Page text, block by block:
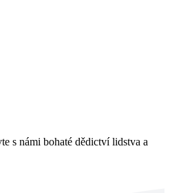
s námi bohaté dědictví lidstva a